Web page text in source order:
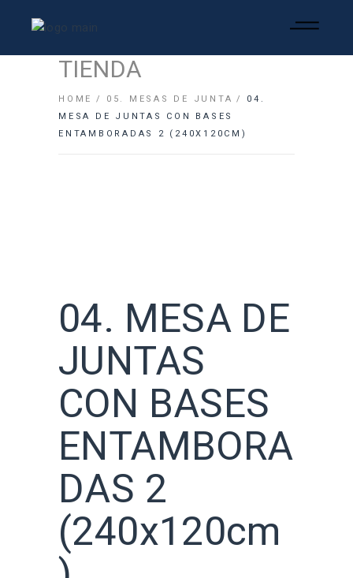
TIENDA
HOME 05. MESAS DE JUNTA
04.
MESA DE JUNTAS CON BASES
ENTAMBORADAS 2 (240X120CM)
04. MESA DE
JUNTAS
CON BASES
ENTAMBORA
DAS 2
(240x120cm